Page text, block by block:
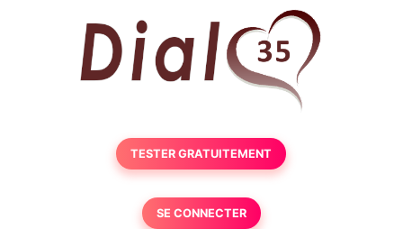
TESTER GRATUITEMENT
SE CONNECTER